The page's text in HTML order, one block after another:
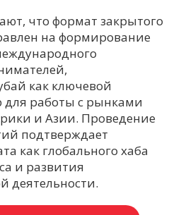
что формат закрытого
на формирование
как ключевой
работы с рынками
и Азии. Проведение
подтверждает
как глобального хаба
и развития
деятельности.